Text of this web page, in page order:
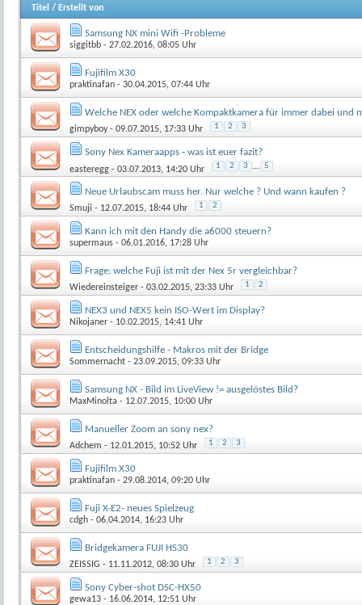
Titel / Erstellt von
Samsung NX mini Wifi -Probleme
siggitbb - 27.02.2016, 08:05 Uhr
Fujifilm X30
praktinafan - 30.04.2015, 07:44 Uhr
Welche NEX oder welche Kompaktkamera für immer dabei und
gimpyboy- 09.07.2015, 17:33 Uhr 1 2 3
Sony Nex Kameraapps - was ist euer fazit?
easteregg - 03.07.2013, 14:20 Uhr 1 2 3 ... 5
Neue Urlaubscam muss her. Nur welche ? Und wann kaufen ?
Smuji - 12.07.2015, 18:44 Uhr 1 2
Kann ich mit den Handy die a6000 steuern?
supermaus - 06.01.2016, 17:28 Uhr
Frage: welche Fuji ist mit der Nex 5r vergleichbar?
Wiedereinsteiger - 03.02.2015, 23:33 Uhr 1 2
NEX3 und NEX5 kein ISO-Wert im Display?
Nikojaner - 10.02.2015, 14:41 Uhr
Entscheidungshilfe - Makros mit der Bridge
Sommernacht - 23.09.2015, 09:33 Uhr
Samsung NX - Bild im LiveView != ausgelöstes Bild?
MaxMinolta - 12.07.2015, 10:00 Uhr
Manueller Zoom an sony nex?
Adchem - 12.01.2015, 10:52 Uhr 1 2 3
Fujifilm X30
praktinafan - 29.08.2014, 09:20 Uhr
Fuji X-E2- neues Spielzeug
cdgh - 06.04.2014, 16:23 Uhr
Bridgekamera FUJI HS30
ZEISSIG - 11.11.2012, 08:30 Uhr 1 2 3
Sony Cyber-shot DSC-HX50
gewa13 - 16.06.2014, 12:51 Uhr